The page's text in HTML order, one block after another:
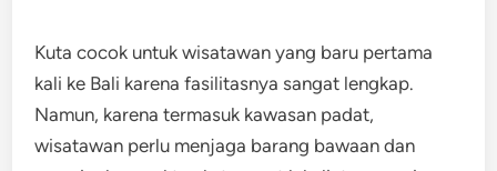
Kuta cocok untuk wisatawan yang baru pertama
kali ke Bali karena fasilitasnya sangat lengkap.
Namun, karena termasuk kawasan padat,
wisatawan perlu menjaga barang bawaan dan